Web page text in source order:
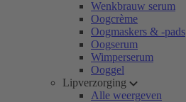
Wenkbrauw serum
Oogcrème
Oogmaskers & -pads
Oogserum
Wimperserum
Ooggel
Lipverzorging
Alle weergeven